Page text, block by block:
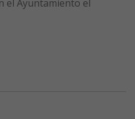
el Ayuntamiento el